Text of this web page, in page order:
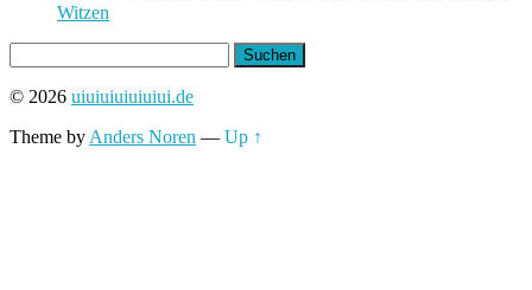
Witzen
nach:
© 2026 uiuiuiuiuiuiui.de
Theme by Anders Noren — Up ↑